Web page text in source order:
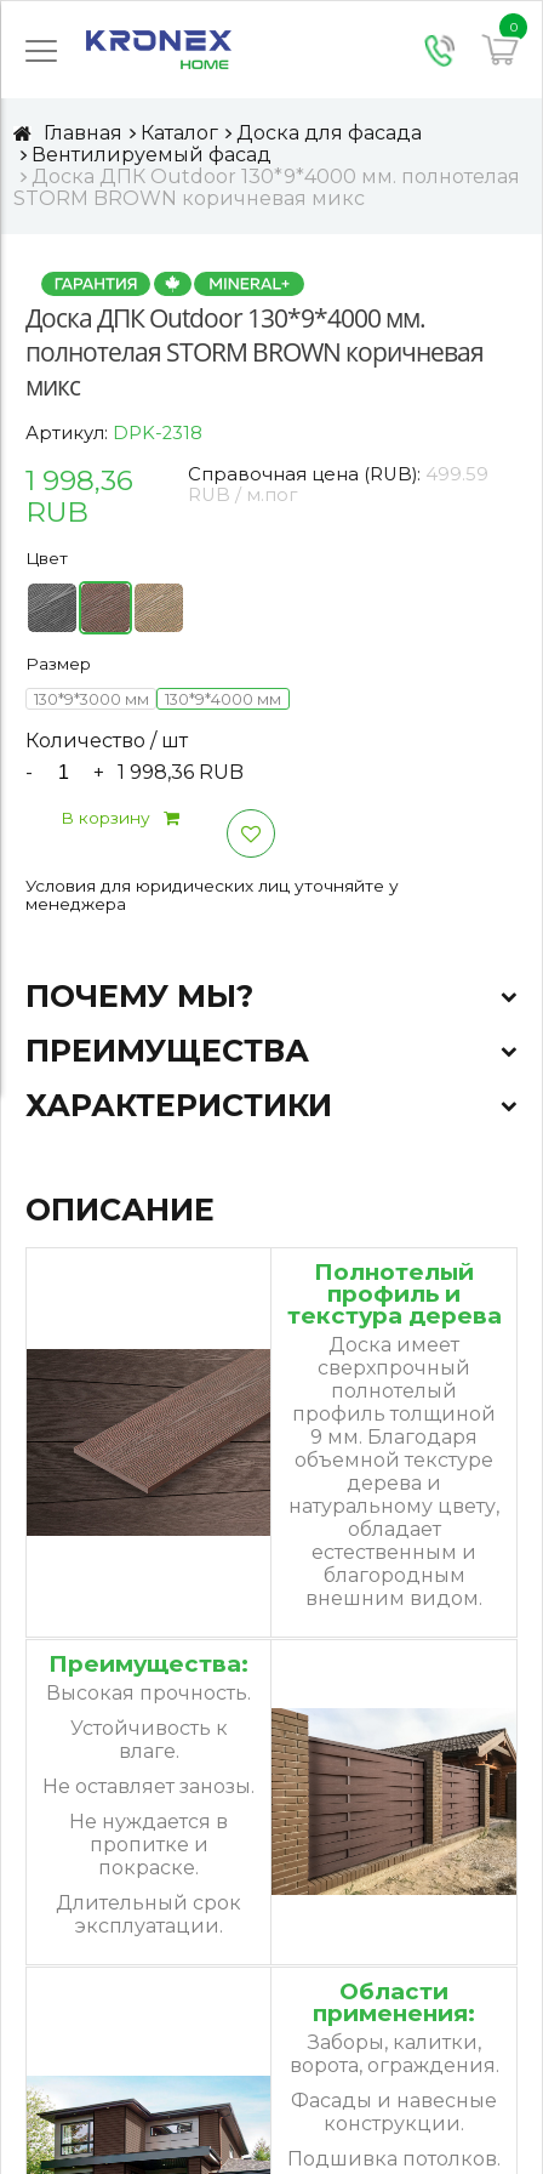
0
Главная Каталог
Доска для фасада
Вентилируемый фасад
Доска ДПК Outdoor 130*9*4000 мм. полнотелая
STORM BROWN коричневая микс
Доска ДПК Outdoor 130*9*4000 мм.
полнотелая STORM BROWN коричневая
микс
Артикул: DPK-2318
1 998,36
RUB
Справочная цена (RUB): 499.59
RUB / м.пог
Цвет
Размер
130*9*3000 мм 130*9*4000 мм
Количество / шт
-
+ 1 998,36 RUB
В корзину
Условия для юридических лиц уточняйте у
менеджера
ПОЧЕМУ МЫ?
ПРЕИМУЩЕСТВА
ХАРАКТЕРИСТИКИ
ОПИСАНИЕ
Полнотелый
профиль и
текстура дерева
Доска имеет
сверхпрочный
полнотелый
профиль толщиной
9 мм. Благодаря
объемной текстуре
дерева и
натуральному цвету,
обладает
естественным и
благородным
внешним видом.
Преимущества:
Высокая прочность.
Устойчивость к
влаге.
Не оставляет занозы.
Не нуждается в
пропитке и
покраске.
Длительный срок
эксплуатации.
Области
применения:
Заборы, калитки,
ворота, ограждения.
Фасады и навесные
конструкции.
Подшивка потолков.